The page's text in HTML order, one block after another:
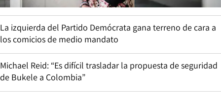
La izquierda del Partido Demócrata gana terreno de cara a
los comicios de medio mandato
Michael Reid: “Es difícil trasladar la propuesta de seguridad
de Bukele a Colombia”